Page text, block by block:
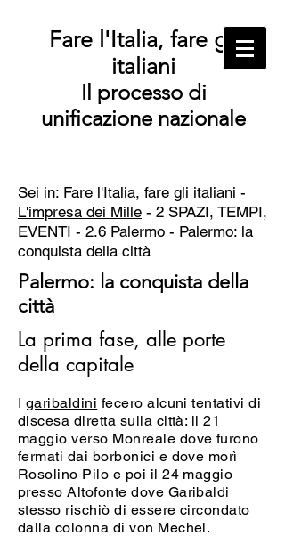
Fare l'Italia, fare gli
italiani
Il processo di
unificazione nazionale
Sei in: Fare l'Italia, fare gli italiani -
L'impresa dei Mille - 2 SPAZI, TEMPI,
EVENTI - 2.6 Palermo - Palermo: la
conquista della città
Palermo: la conquista della
città
La prima fase, alle porte
della capitale
I garibaldini fecero alcuni tentativi di
discesa diretta sulla città: il 21
maggio verso Monreale dove furono
fermati dai borbonici e dove morì
Rosolino Pilo e poi il 24 maggio
presso Altofonte dove Garibaldi
stesso rischiò di essere circondato
dalla colonna di von Mechel.